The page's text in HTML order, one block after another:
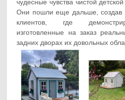
чудесные чувства чистой
Они пошли еще дальше, создав
клиентов, где
изготовленные на заказ
задних дворах их довольных